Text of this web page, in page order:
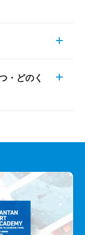
多いようで
みや現状、
る進路ガイダ
のある業界に
フにご相談し
科・専攻が未
なっており、
にしっかり学
を深めていく
ンタンでは、
プ、企業・メ
。目的が異な
ってその後の
とになるでし
りたいのかを
・どのく
せて、適時
。早期に進路
、目標設定や
要になりま